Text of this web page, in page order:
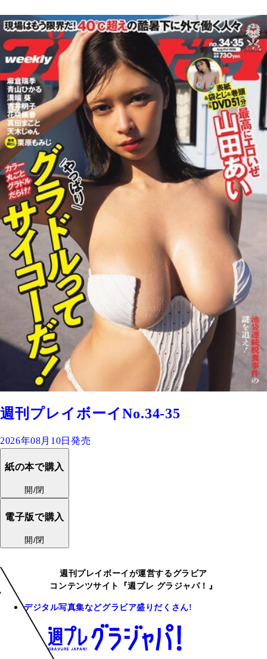
週刊プレイボーイNo.34-35
2026年08月10日発売
紙の本で購入
開/閉
電子版で購入
開/閉
週刊プレイボーイが運営するグラビア
コンテンツサイト『週プレ グラジャパ！』
デジタル写真集などグラビア盛りだくさん!